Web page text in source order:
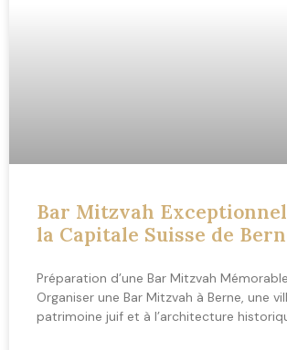
Bar Mitzvah
la Capitale Suisse de
Préparation d’une Bar Mitzvah
Organiser une Bar Mitzvah à Berne, une
patrimoine juif et à l’architecture